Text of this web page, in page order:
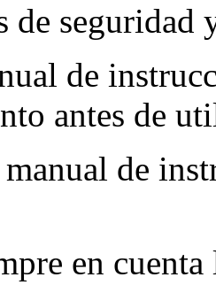
de seguridad
de
antes de
de
en